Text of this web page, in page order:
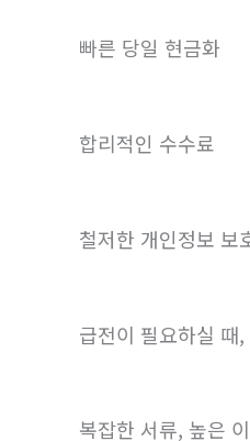
빠른 당일 현금화
합리적인 수수료
철저한 개인정보 보
급전이 필요하실 때
복잡한 서류, 높은